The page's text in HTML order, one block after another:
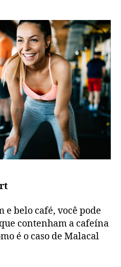
e belo café, você pode
contenham a cafeína
é o caso de Malacal